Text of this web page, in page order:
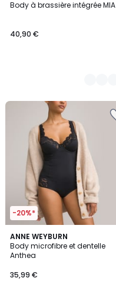
Body à brassière intégrée MIA
40,90 €
Couleurs
-20%*
ANNE WEYBURN
Body microfibre et dentelle
Anthea
35,99 €
4,3
/ 5